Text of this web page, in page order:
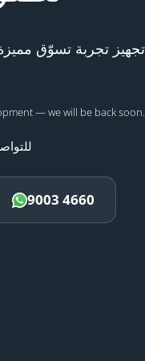
تجربة تسوّق
— we will be back soon.
9003 4660